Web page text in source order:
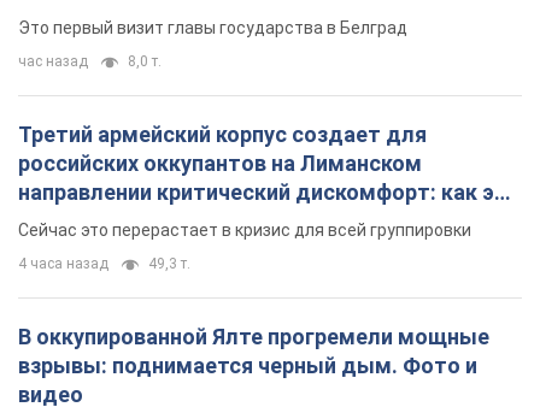
Это первый визит главы государства в Белград
час назад 8,0 т.
Третий армейский корпус создает для
российских оккупантов на Лиманском
направлении критический дискомфорт: как это
удалось
Сейчас это перерастает в кризис для всей группировки
4 часа назад 49,3 т.
В оккупированной Ялте прогремели мощные
взрывы: поднимается черный дым. Фото и
видео